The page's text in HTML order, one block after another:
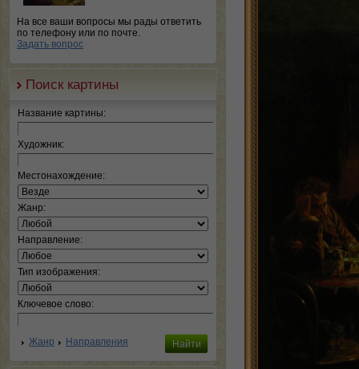
На все ваши вопросы мы рады ответить
по телефону или по почте.
Задать вопрос
Поиск картины
Название картины:
Художник:
Местонахождение:
Жанр:
Направление:
Тип изображения:
Ключевое слово:
Жанр Направления